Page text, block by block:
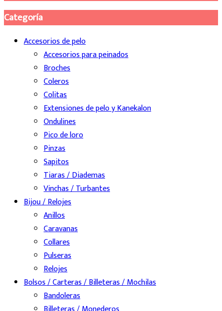
múltiples
variantes.
opciones
se
en
la
Categoría
Accesorios de pelo
Accesorios para peinados
Broches
Coleros
Colitas
Extensiones de pelo y Kanekalon
Ondulines
Pico de loro
Pinzas
Sapitos
Tiaras / Diademas
Vinchas / Turbantes
Bijou / Relojes
Anillos
Caravanas
Collares
Pulseras
Relojes
Bolsos / Carteras / Billeteras / Mochilas
Bandoleras